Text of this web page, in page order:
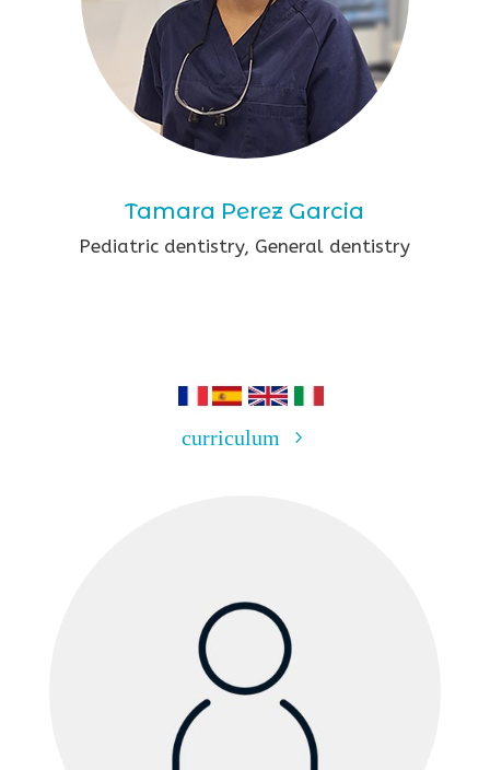
Tamara Perez Garcia
Pediatric dentistry, General dentistry
curriculum